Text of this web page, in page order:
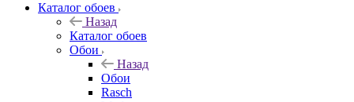
Каталог обоев
Назад
Каталог обоев
Обои
Назад
Обои
Rasch